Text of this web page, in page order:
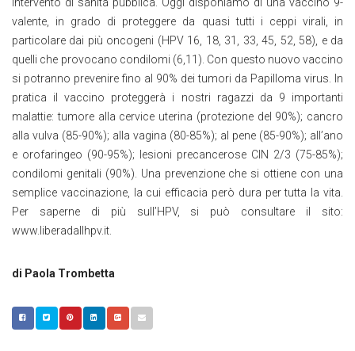
valente, in grado di proteggere da quasi tutti i ceppi virali, in
particolare dai più oncogeni (HPV 16, 18, 31, 33, 45, 52, 58), e da
quelli che provocano condilomi (6,11). Con questo nuovo vaccino
si potranno prevenire fino al 90% dei tumori da Papilloma virus. In
pratica il vaccino proteggerà i nostri ragazzi da 9 importanti
malattie: tumore alla cervice uterina (protezione del 90%); cancro
alla vulva (85-90%); alla vagina (80-85%); al pene (85-90%); all’ano
e orofaringeo (90-95%); lesioni precancerose CIN 2/3 (75-85%);
condilomi genitali (90%). Una prevenzione che si ottiene con una
semplice vaccinazione, la cui efficacia però dura per tutta la vita.
Per saperne di più sull’HPV, si può consultare il sito:
www.liberadallhpv.it.
di Paola Trombetta